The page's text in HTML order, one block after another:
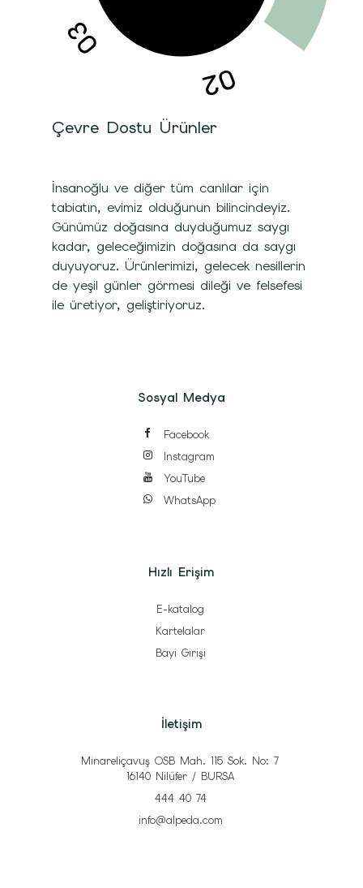
Çevre Dostu Ürünler
İnsanoğlu ve diğer tüm canlılar için
tabiatın, evimiz olduğunun bilincindeyiz.
Günümüz doğasına duyduğumuz saygı
kadar, geleceğimizin doğasına da saygı
duyuyoruz. Ürünlerimizi, gelecek nesillerin
de yeşil günler görmesi dileği ve felsefesi
ile üretiyor, geliştiriyoruz.
Sosyal Medya
Facebook
Instagram
YouTube
WhatsApp
Hızlı Erişim
E-katalog
Kartelalar
Bayi Girişi
İletişim
Minareliçavuş OSB Mah. 115 Sok. No: 7
16140 Nilüfer / BURSA
444 40 74
info@alpeda.com